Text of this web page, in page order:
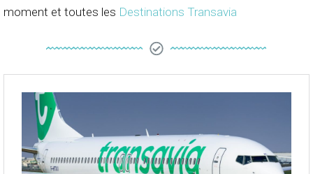
moment et toutes les Destinations Transavia